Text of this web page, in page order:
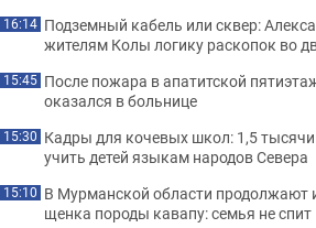
16:14 Подземный кабель или сквер:
жителям Колы логику раскопок во
15:45 После пожара в апатитской
оказался в больнице
15:30 Кадры для кочевых школ: 1,5 тысячи
учить детей языкам народов Севера
15:10 В Мурманской области продолжают
щенка породы кавапу: семья не спит